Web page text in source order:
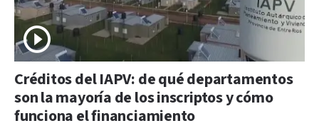
Créditos del IAPV: de qué departamentos
son la mayoría de los inscriptos y cómo
funciona el financiamiento